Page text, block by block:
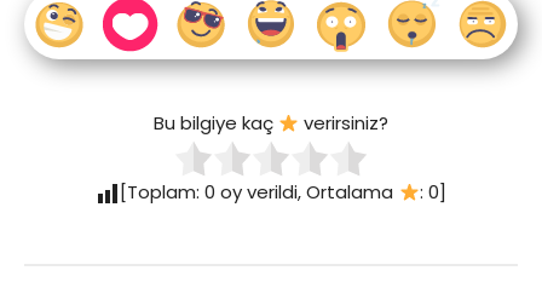
Bu bilgiye kaç verirsiniz?
[Toplam:0 oy verildi, Ortalama : 0]